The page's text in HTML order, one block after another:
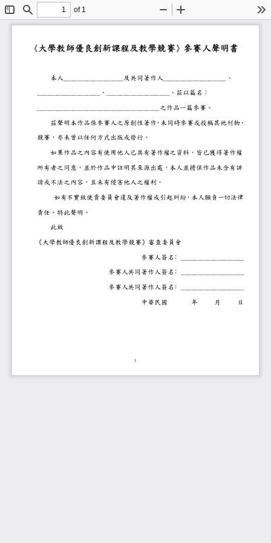
Toggle
Sidebar
Find
of 1
Zoom
Out
In
1
《大學教師優良創新課程及教學競賽
》 參賽人聲明
本人__________________及共同著作人
___________________、___________________、茲
_____________________________________之作品一
茲聲明本作品係參賽人之原創性著作
，未同時參賽或投稿其他
競賽，亦未曾以任何方式出版或發行。
如果作品之內容有使用他人已具有著作權之資
所有者之同意，並於作品中註明其來源出處，本人
謗或不法之內容，且未有侵害他人之權利。
如有不實致使貴委員會違反著作權或引起糾紛
責任。特此聲明。
此致
《大學教師優良創新課程及教學競賽》審查委員會
參賽人簽名
參賽人共同著作人簽名
參賽人共同著作人簽名
中華民國 年 月 日